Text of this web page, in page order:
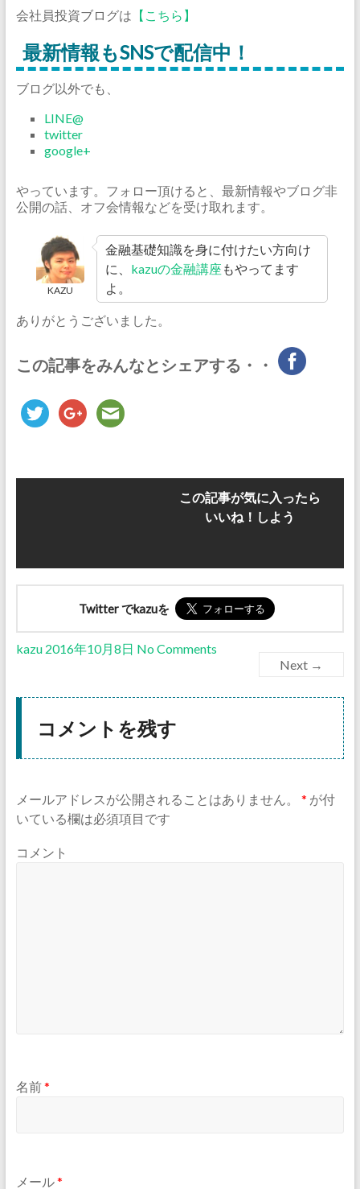
会社員投資ブログは 【こちら】
最新情報もSNSで配信中！
ブログ以外でも、
LINE@
twitter
google+
やっています。フォロー頂けると、最新情報やブログ非
公開の話、オフ会情報などを受け取れます。
KAZU
金融基礎知識を身に付けたい方向け
に、 kazuの金融講座 もやってます
よ。
ありがとうございました。
この記事をみんなとシェアする・・
この記事が気に入ったら
いいね！しよう
Twitter でkazuを
kazu 2016年10月8日 No Comments
Next →
コメントを残す
メールアドレスが公開されることはありません。 * が付
いている欄は必須項目です
コメント
名前*
メール*